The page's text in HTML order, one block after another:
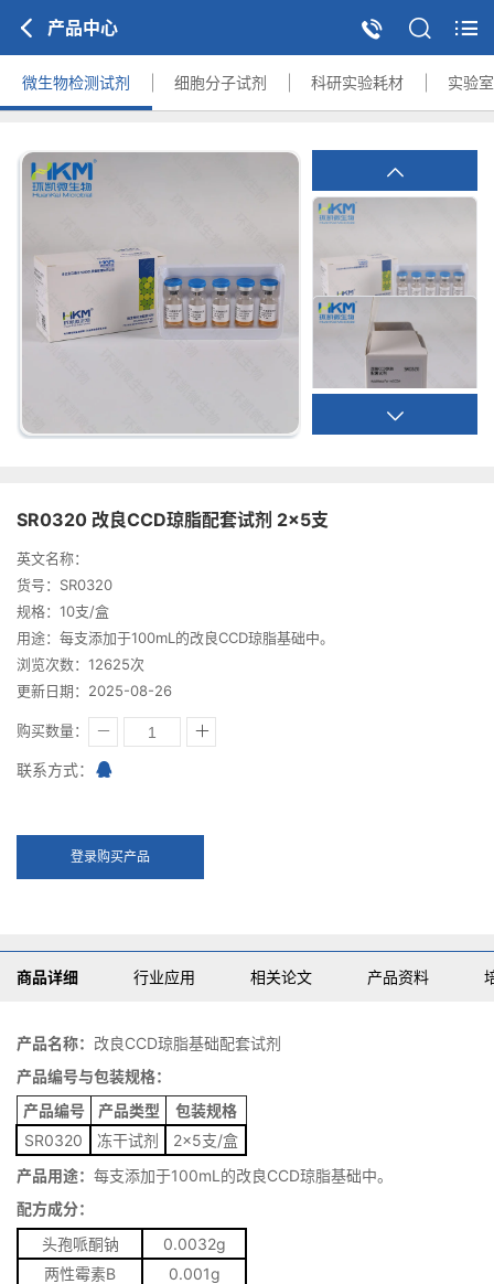
产品中心
微生物检测试剂 细胞分子试剂 科研实验耗材 实验
SR0320 改良CCD琼脂配套试剂 2×5支
英文名称：
货号：SR0320
规格：10支/盒
用途：每支添加于100mL的改良CCD琼脂基础中。
浏览次数：12625次
更新日期：2025-08-26
购买数量：
联系方式：
登录购买产品
商品详细 行业应用 相关论文 产品资料
产品名称： 改良CCD琼脂基础配套试剂
产品编号与包装规格：
产品编号
产品类型
包装规格
SR0320
冻干试剂
2×5支/盒
产品用途： 每支添加于100mL的改良CCD琼脂基础中。
配方成分：
头孢哌酮钠
0.0032g
两性霉素B
0.001g